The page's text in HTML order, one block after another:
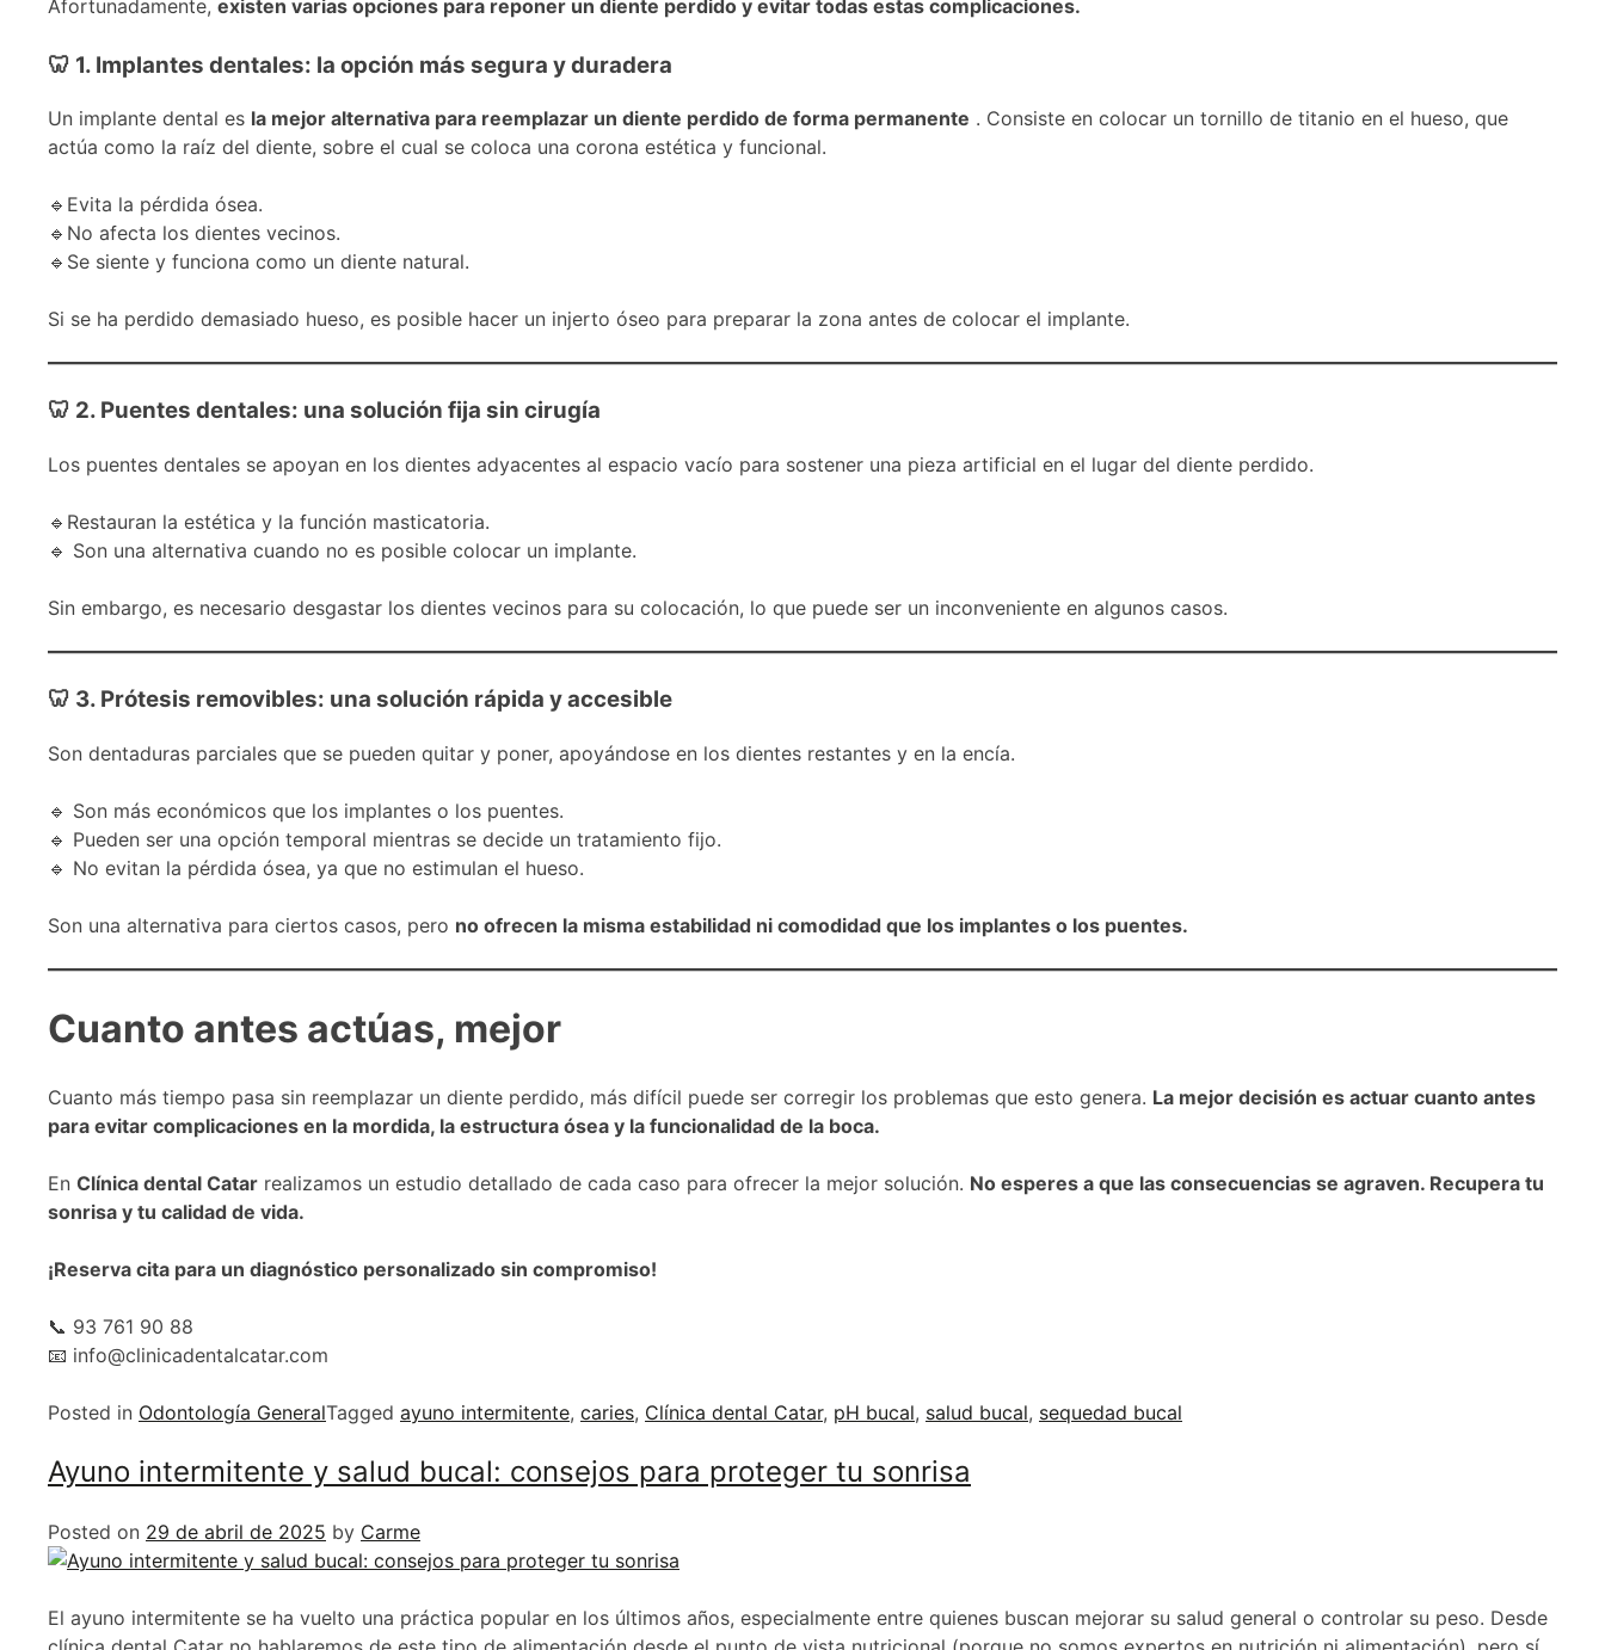
Afortunadamente, existen varias opciones para reponer un diente perdido y evitar todas estas complicaciones.
🦷 1. Implantes dentales: la opción más segura y duradera
Un implante dental es la mejor alternativa para reemplazar un diente perdido de forma permanente . Consiste en colocar un tornillo de titanio en el hueso, que
actúa como la raíz del diente, sobre el cual se coloca una corona estética y funcional.
🔹Evita la pérdida ósea.
🔹No afecta los dientes vecinos.
🔹Se siente y funciona como un diente natural.
Si se ha perdido demasiado hueso, es posible hacer un injerto óseo para preparar la zona antes de colocar el implante.
🦷 2. Puentes dentales: una solución fija sin cirugía
Los puentes dentales se apoyan en los dientes adyacentes al espacio vacío para sostener una pieza artificial en el lugar del diente perdido.
🔹Restauran la estética y la función masticatoria.
🔹 Son una alternativa cuando no es posible colocar un implante.
Sin embargo, es necesario desgastar los dientes vecinos para su colocación, lo que puede ser un inconveniente en algunos casos.
🦷 3. Prótesis removibles: una solución rápida y accesible
Son dentaduras parciales que se pueden quitar y poner, apoyándose en los dientes restantes y en la encía.
🔹 Son más económicos que los implantes o los puentes.
🔹 Pueden ser una opción temporal mientras se decide un tratamiento fijo.
🔹 No evitan la pérdida ósea, ya que no estimulan el hueso.
Son una alternativa para ciertos casos, pero no ofrecen la misma estabilidad ni comodidad que los implantes o los puentes.
Cuanto antes actúas, mejor
Cuanto más tiempo pasa sin reemplazar un diente perdido, más difícil puede ser corregir los problemas que esto genera. La mejor decisión es actuar cuanto antes
para evitar complicaciones en la mordida, la estructura ósea y la funcionalidad de la boca.
En Clínica dental Catar realizamos un estudio detallado de cada caso para ofrecer la mejor solución. No esperes a que las consecuencias se agraven. Recupera tu
sonrisa y tu calidad de vida.
¡Reserva cita para un diagnóstico personalizado sin compromiso!
📞 93 761 90 88
📧 info@clinicadentalcatar.com
Posted in Odontología GeneralTagged ayuno intermitente, caries, Clínica dental Catar, pH bucal, salud bucal, sequedad bucal
Ayuno intermitente y salud bucal: consejos para proteger tu sonrisa
Posted on 29 de abril de 2025 by Carme
El ayuno intermitente se ha vuelto una práctica popular en los últimos años, especialmente entre quienes buscan mejorar su salud general o controlar su peso. Desde